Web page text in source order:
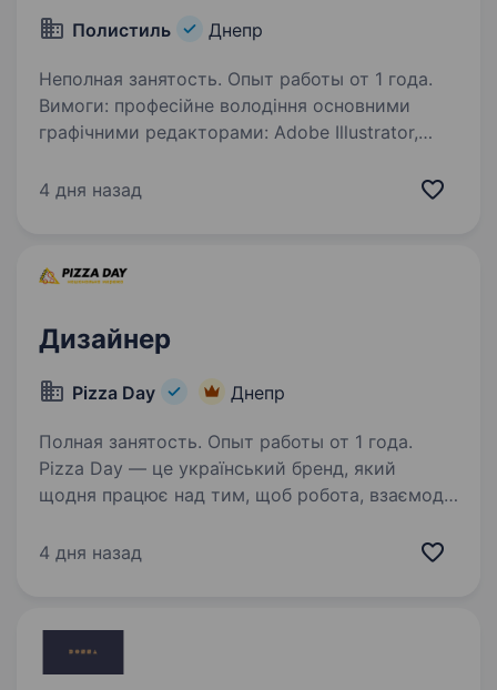
Полистиль Днепр
Неполная занятость. Опыт работы от 1 года.
Вимоги: професійне володіння основними
графічними редакторами: Adobe Illustrator,
та іншими; наявність художнього смаку,
4 дня назад
Дизайнер
Pizza Day Днепр
Полная занятость. Опыт работы от 1 года.
Pizza Day — це український бренд, який
щодня працює над тим, щоб робота, взаємодія
простими, зрозумілими і приємними. Ми
4 дня назад